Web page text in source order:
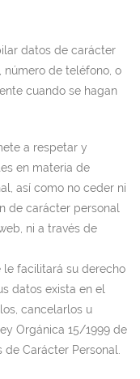
datos de carácter
número de teléfono, o
cuando se hagan
a respetar y
en materia de
así como no ceder ni
de carácter personal
ni a través de
le facilitará su derecho
datos exista en el
cancelarlos u
Orgánica 15/1999 de
Carácter Personal.